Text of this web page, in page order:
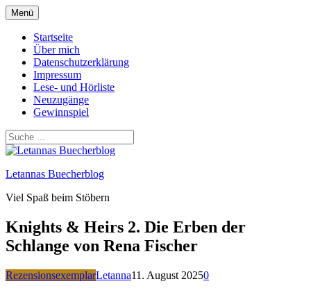
Zum
Inhalt
springen
Menü
Startseite
Über mich
Datenschutzerklärung
Impressum
Lese- und Hörliste
Neuzugänge
Gewinnspiel
Letannas Buecherblog
Viel Spaß beim Stöbern
Knights & Heirs 2. Die Erben der
Schlange von Rena Fischer
RezensionsexemplarLetanna11. August 20250